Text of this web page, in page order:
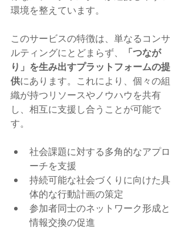
環境を整えています。
このサービスの特徴は、単なるコンサ
ルティングにとどまらず、
「つなが
り」を生み出すプラットフォームの提
供にあります。これにより、個々の組
織が持つリソースやノウハウを共有
し、相互に支援し合うことが可能で
す。
社会課題に対する多角的なアプロ
ーチを支援
持続可能な社会づくりに向けた具
体的な行動計画の策定
参加者同士のネットワーク形成と
情報交換の促進